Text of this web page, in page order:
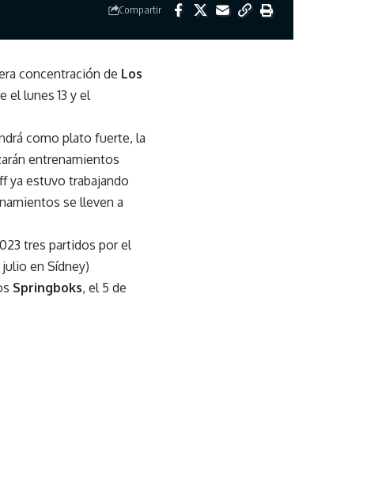
Compartir
concentración de Los
el lunes 13 y el
como plato fuerte, la
entrenamientos
ya estuvo trabajando
se lleven a
tres partidos por el
julio en Sídney)
Springboks, el 5 de